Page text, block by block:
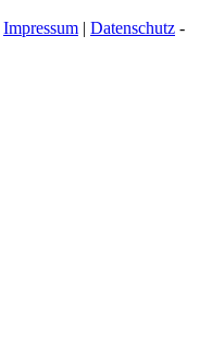
Impressum | Datenschutz -